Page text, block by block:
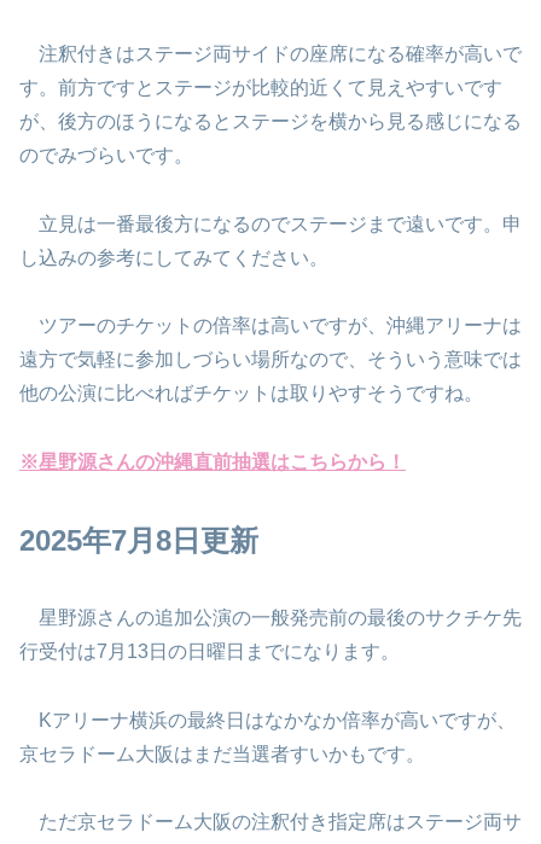
注釈付きはステージ両サイドの座席になる確率が高いで
す。前方ですとステージが比較的近くて見えやすいです
が、後方のほうになるとステージを横から見る感じになる
のでみづらいです。
立見は一番最後方になるのでステージまで遠いです。申
し込みの参考にしてみてください。
ツアーのチケットの倍率は高いですが、沖縄アリーナは
遠方で気軽に参加しづらい場所なので、そういう意味では
他の公演に比べればチケットは取りやすそうですね。
※星野源さんの沖縄直前抽選はこちらから！
2025年7月8日更新
星野源さんの追加公演の一般発売前の最後のサクチケ先
行受付は7月13日の日曜日までになります。
Kアリーナ横浜の最終日はなかなか倍率が高いですが、
京セラドーム大阪はまだ当選者すいかもです。
ただ京セラドーム大阪の注釈付き指定席はステージ両サ